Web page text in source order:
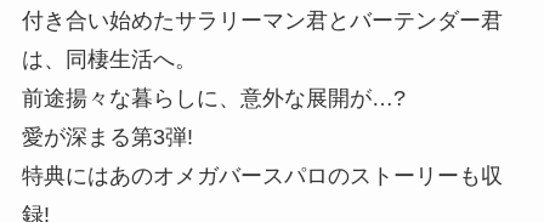
付き合い始めたサラリーマン君とバーテンダー君
は、同棲生活へ。
前途揚々な暮らしに、意外な展開が…?
愛が深まる第3弾!
特典にはあのオメガバースパロのストーリーも収
録!